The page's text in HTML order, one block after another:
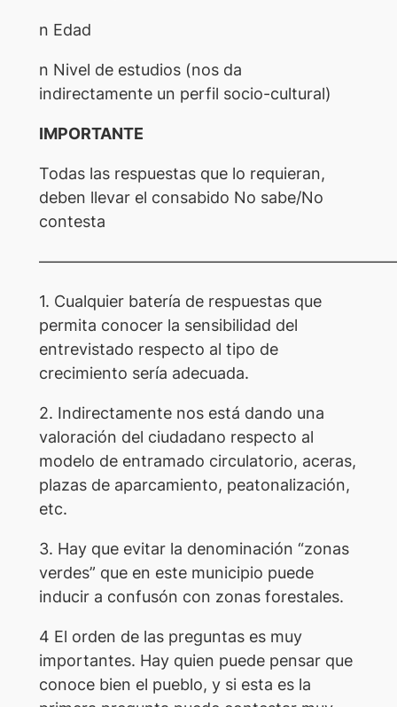
n Edad
n Nivel de estudios (nos da
indirectamente un perfil socio-cultural)
IMPORTANTE
Todas las respuestas que lo requieran,
deben llevar el consabido No sabe/No
contesta
1. Cualquier batería de respuestas que
permita conocer la sensibilidad del
entrevistado respecto al tipo de
crecimiento sería adecuada.
2. Indirectamente nos está dando una
valoración del ciudadano respecto al
modelo de entramado circulatorio, aceras,
plazas de aparcamiento, peatonalización,
etc.
3. Hay que evitar la denominación “zonas
verdes” que en este municipio puede
inducir a confusón con zonas forestales.
4 El orden de las preguntas es muy
importantes. Hay quien puede pensar que
conoce bien el pueblo, y si esta es la